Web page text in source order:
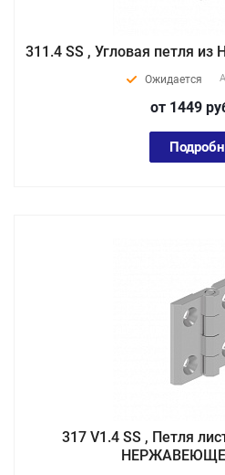
311.4 SS , Угловая петля
Ожидается
от 1449
317 V1.4 SS , Петля